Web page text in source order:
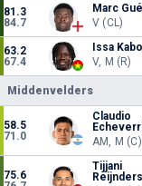
81.3
84.7
Marc
V (CL)
63.2
67.4
Issa
V, M (R)
Middenvelders
58.5
71.0
Claudio
AM, M (C)
75.6
Tijjani
Reijnders